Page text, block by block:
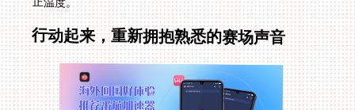
行动起来，重新拥抱熟悉的赛场声音